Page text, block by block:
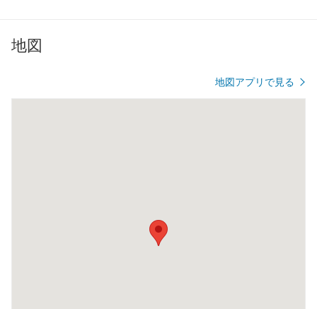
地図
地図アプリで見る